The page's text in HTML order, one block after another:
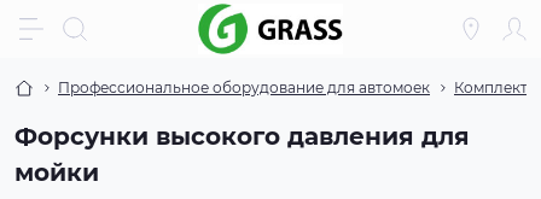
Профессиональное оборудование для автомоек
Форсунки высокого давления для
мойки